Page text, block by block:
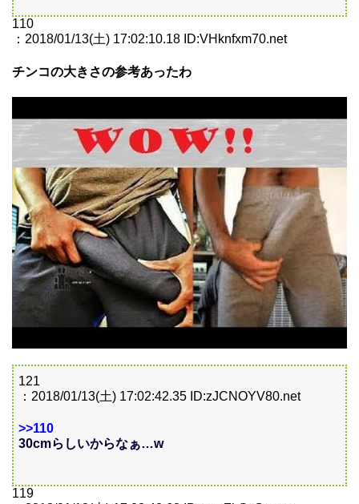
110
：2018/01/13(土) 17:02:10.18 ID:VHknfxm70.net
チンコの大きさの参考あったわ
121
：2018/01/13(土) 17:02:42.35 ID:zJCNOYV80.net
>>110
30cmらしいからなぁ…w
119